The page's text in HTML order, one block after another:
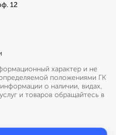
12
характер и не
положениями ГК
о наличии, видах,
и товаров обращайтесь в